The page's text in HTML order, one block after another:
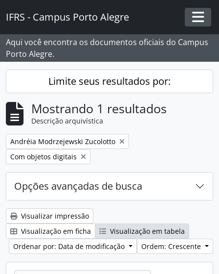
IFRS - Campus Porto Alegre
Aqui você encontra os documentos oficiais do Campus
Porto Alegre.
Limite seus resultados por:
Mostrando 1 resultados
Descrição arquivística
Remover filtro:
Andréia Modrzejewski Zucolotto
Remover filtro:
Com objetos digitais
Opções avançadas de busca
Visualizar impressão
Visualização em ficha
Visualização em tabela
Ordenar por: Data de modificação
Ordem: Crescente